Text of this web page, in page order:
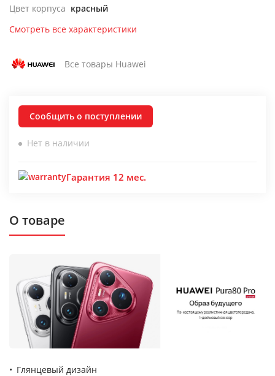
Цвет корпуса красный
Смотреть все характеристики
Все товары Huawei
Сообщить о поступлении
Нет в наличии
Гарантия 12 мес.
О товаре
Глянцевый дизайн